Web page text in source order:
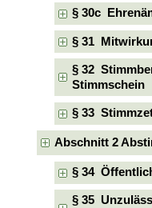
§ 30c
§ 31
§ 32
Stimmschein
§ 33
Abschnitt 2
§ 34
§ 35